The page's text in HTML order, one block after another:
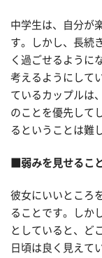
中学生は、自分が
す。しかし、長続
く過ごせるように
考えるようにして
ているカップルは
のことを優先して
るということは難
■弱みを見せるこ
彼女にいいところ
ることです。しか
としていると、ど
日頃は良く見えて